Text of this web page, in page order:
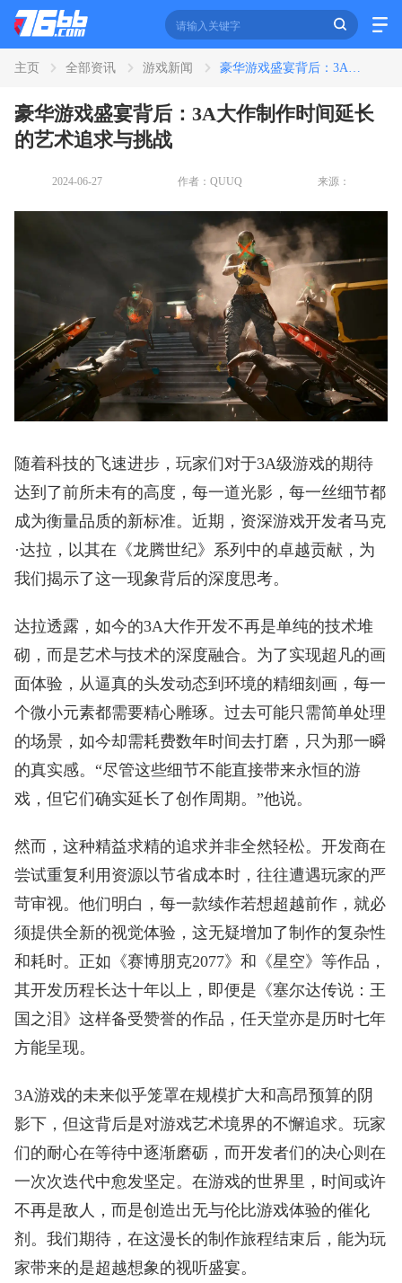
资讯
全部 新闻 攻略 教程 专区
主页 全部资讯 游戏新闻
豪华游戏盛宴背后：3A大作制作时间延长
的艺术追求与挑战
2024-06-27 作者：QUUQ 来源：
随着科技的飞速进步，玩家们对于3A级游戏的期待
达到了前所未有的高度，每一道光影，每一丝细节都
成为衡量品质的新标准。近期，资深游戏开发者马克
·达拉，以其在《龙腾世纪》系列中的卓越贡献，为
我们揭示了这一现象背后的深度思考。
达拉透露，如今的3A大作开发不再是单纯的技术堆
砌，而是艺术与技术的深度融合。为了实现超凡的画
面体验，从逼真的头发动态到环境的精细刻画，每一
个微小元素都需要精心雕琢。过去可能只需简单处理
的场景，如今却需耗费数年时间去打磨，只为那一瞬
的真实感。“尽管这些细节不能直接带来永恒的游
戏，但它们确实延长了创作周期。”他说。
然而，这种精益求精的追求并非全然轻松。开发商在
尝试重复利用资源以节省成本时，往往遭遇玩家的严
苛审视。他们明白，每一款续作若想超越前作，就必
须提供全新的视觉体验，这无疑增加了制作的复杂性
和耗时。正如《赛博朋克2077》和《星空》等作品，
其开发历程长达十年以上，即便是《塞尔达传说：王
国之泪》这样备受赞誉的作品，任天堂亦是历时七年
方能呈现。
3A游戏的未来似乎笼罩在规模扩大和高昂预算的阴
影下，但这背后是对游戏艺术境界的不懈追求。玩家
们的耐心在等待中逐渐磨砺，而开发者们的决心则在
一次次迭代中愈发坚定。在游戏的世界里，时间或许
不再是敌人，而是创造出无与伦比游戏体验的催化
剂。我们期待，在这漫长的制作旅程结束后，能为玩
家带来的是超越想象的视听盛宴。